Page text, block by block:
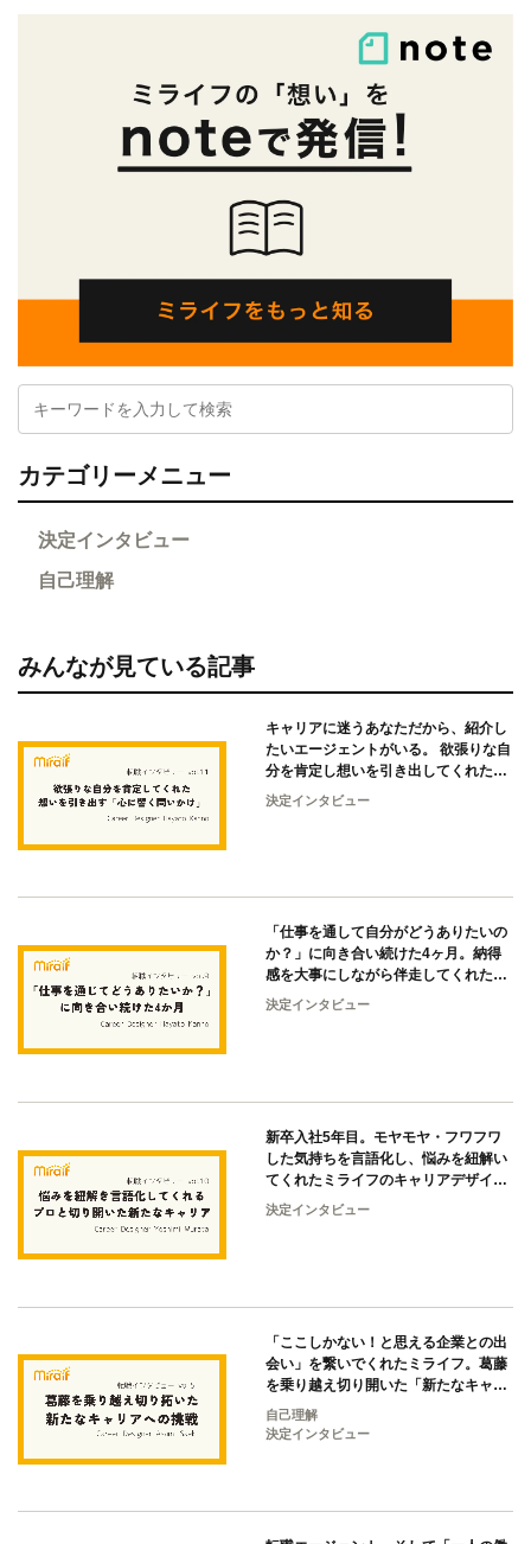
カテゴリーメニュー
決定インタビュー
自己理解
みんなが見ている記事
キャリアに迷うあなただから、紹介し
たいエージェントがいる。 欲張りな自
分を肯定し想いを引き出してくれた
「心に響く問いかけ」とは？
決定インタビュー
「仕事を通して自分がどうありたいの
か？」に向き合い続けた4ヶ月。納得
感を大事にしながら伴走してくれたキ
ャリアアドバイザーと踏み出した“新
決定インタビュー
新卒入社5年目。モヤモヤ・フワフワ
した気持ちを言語化し、悩みを紐解い
てくれたミライフのキャリアデザイナ
ーと切り開いた「新たなキャリアの一
決定インタビュー
「ここしかない！と思える企業との出
会い」を繋いでくれたミライフ。葛藤
を乗り越え切り開いた「新たなキャリ
アの扉」
自己理解
決定インタビュー